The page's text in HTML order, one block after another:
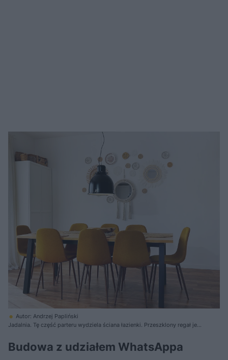
Autor: Andrzej Papliński
Jadalnia. Tę część parteru wydziela ściana łazienki. Przeszklony regał jest
Budowa z udziałem WhatsAppa